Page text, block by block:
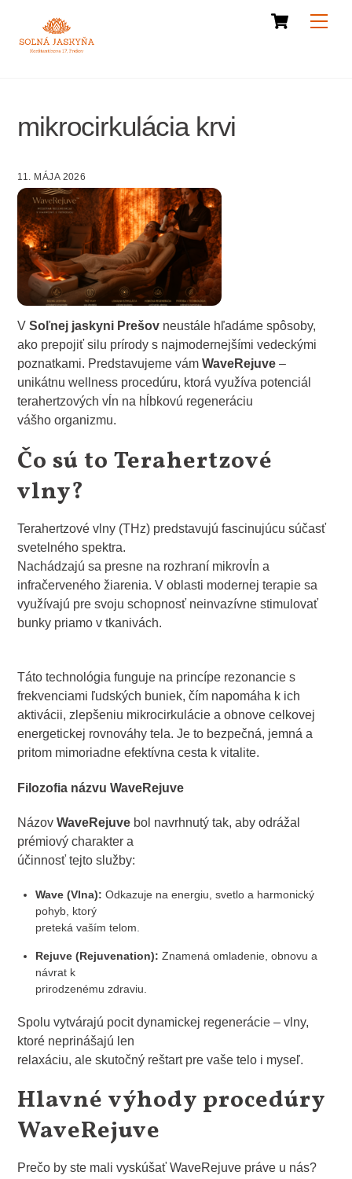
content
Cart
mikrocirkulácia krvi
11. MÁJA 2026
VSoľnej jaskyni Prešov neustále hľadáme spôsoby,
ako prepojiť silu prírody s najmodernejšími vedeckými
poznatkami. Predstavujeme vámWaveRejuve –
unikátnu wellness procedúru, ktorá využíva potenciál
terahertzových vĺn na hĺbkovú regeneráciu
vášho organizmu.
Čo sú to Terahertzové
vlny?
Terahertzové vlny (THz) predstavujú fascinujúcu súčasť
svetelného spektra.
Nachádzajú sa presne na rozhraní mikrovĺn a
infračerveného žiarenia. V oblasti modernej terapie sa
využívajú pre svoju schopnosť neinvazívne stimulovať
bunky priamo v tkanivách.
Táto technológia funguje na princípe rezonancie s
frekvenciami ľudských buniek, čím napomáha k ich
aktivácii, zlepšeniu mikrocirkulácie a obnove celkovej
energetickej rovnováhy tela. Je to bezpečná, jemná a
pritom mimoriadne efektívna cesta k vitalite.
Filozofia názvu WaveRejuve
NázovWaveRejuve bol navrhnutý tak, aby odrážal
prémiový charakter a
účinnosť tejto služby:
Wave (Vlna): Odkazuje na energiu, svetlo a harmonický
pohyb, ktorý
preteká vaším telom.
Rejuve (Rejuvenation): Znamená omladenie, obnovu a
návrat k
prirodzenému zdraviu.
Spolu vytvárajú pocit dynamickej regenerácie – vlny,
ktoré neprinášajú len
relaxáciu, ale skutočný reštart pre vaše telo i myseľ.
Hlavné výhody procedúry
WaveRejuve
Prečo by ste mali vyskúšať WaveRejuve práve u nás?